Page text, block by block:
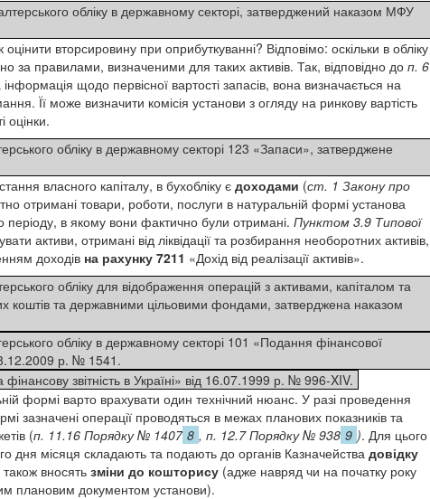
обліку в державному секторі, затверджений наказом МФУ
вторсировину при оприбуткуванні? Відповімо: оскільки в обліку
за правилами, визначеними для таких активів. Так, відповідно до п. 6
щодо первісної вартості запасів, вона визначається на
Її може визначити комісія установи з огляду на ринкову вартість
оцінки.
обліку в державному секторі 123 «Запаси», затверджене
власного капіталу, в бухобліку є доходами (ст. 1 Закону про
отримані товари, роботи, послуги в натуральній формі установа
періоду, в якому вони фактично були отримані. Пунктом 3.9 Типової
активи, отримані від ліквідації та розбирання необоротних активів,
доходів на рахунку 7211 «Дохід від реалізації активів».
обліку для відображення операцій з активами, капіталом та
коштів та державними цільовими фондами, затверджена наказом
обліку в державному секторі 101 «Подання фінансової
р. № 1541.
звітність в Україні» від 16.07.1999 р. № 996-XIV.
формі варто врахувати один технічний нюанс. У разі проведення
зазначені операції проводяться в межах планових показників та
(п. 11.16 Порядку № 1407 8 , п. 12.7 Порядку № 938 9 ). Для цього
дня місяця складають та подають до органів Казначейства довідку
також вносять зміни до кошторису(адже навряд чи на початку року
плановим документом установи).